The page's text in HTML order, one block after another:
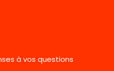
à vos questions